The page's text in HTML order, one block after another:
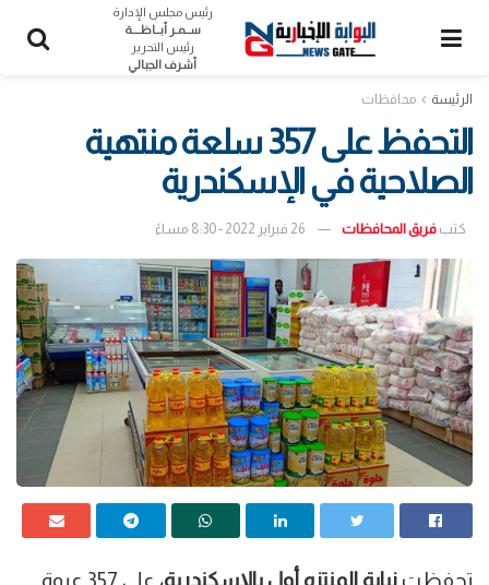
رئيس مجلس الإدارة
ســمـر أبــاظــــة
رئيس التحرير
أشرف الجبالي
الرئيسة محافظات
التحفظ على 357 سلعة منتهية
الصلاحية في الإسكندرية
كتب فريق المحافظات 26 فبراير 2022 - 8:30 مساءً
تحفظت نيابة المنتزه أول بالإسكندرية،
على 357 عبوة